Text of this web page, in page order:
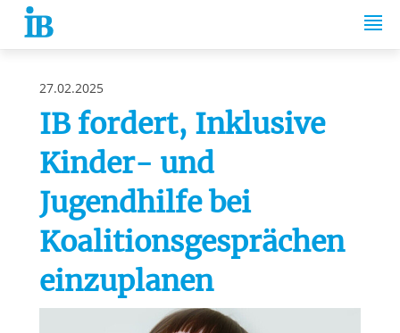
Springe zum Inhalt
27.02.2025
IB fordert, Inklusive
Kinder- und
Jugendhilfe bei
Koalitionsgesprächen
einzuplanen